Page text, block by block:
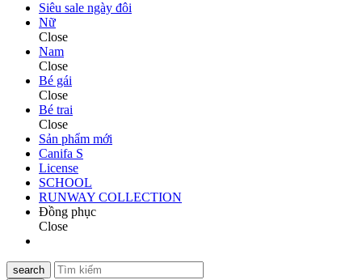
Siêu sale ngày đôi
Nữ
Close
Nam
Close
Bé gái
Close
Bé trai
Close
Sản phẩm mới
Canifa S
License
SCHOOL
RUNWAY COLLECTION
Đồng phục
Close
search